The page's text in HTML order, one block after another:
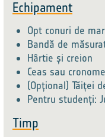
Echipament
Opt conuri de
Bandă de
Hârtie și creion
Ceas sau
(Opțional) Tăiței
Pentru studenți:
Timp